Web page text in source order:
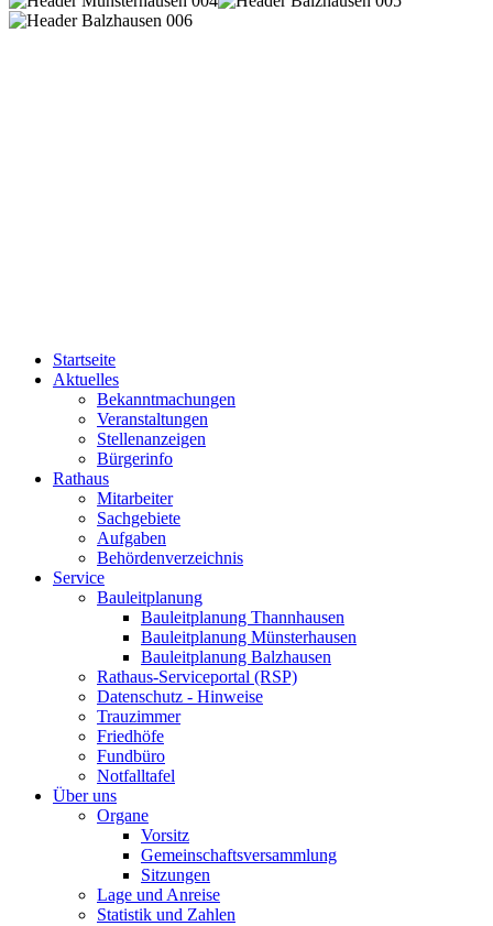
Startseite
Aktuelles
Bekanntmachungen
Veranstaltungen
Stellenanzeigen
Bürgerinfo
Rathaus
Mitarbeiter
Sachgebiete
Aufgaben
Behördenverzeichnis
Service
Bauleitplanung
Bauleitplanung Thannhausen
Bauleitplanung Münsterhausen
Bauleitplanung Balzhausen
Rathaus-Serviceportal (RSP)
Datenschutz - Hinweise
Trauzimmer
Friedhöfe
Fundbüro
Notfalltafel
Über uns
Organe
Vorsitz
Gemeinschaftsversammlung
Sitzungen
Lage und Anreise
Statistik und Zahlen